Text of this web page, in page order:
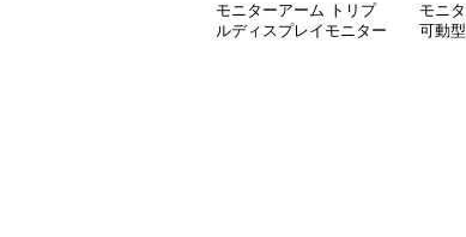
モニターアーム トリプ
ルディスプレイモニター
モニ
可動